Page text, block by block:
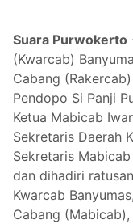
Suara Purwokerto
(Kwarcab)
Cabang
Pendopo Si Panji
Ketua Mabicab
Sekretaris Daerah
Sekretaris
dan dihadiri
Kwarcab
Cabang